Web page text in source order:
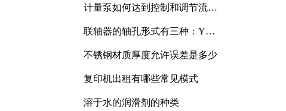
计量泵如何达到控制和调节流量
联轴器的轴孔形式有三种：Y
不锈钢材质厚度允许误差是多少
复印机出租有哪些常见模式
溶于水的润滑剂的种类